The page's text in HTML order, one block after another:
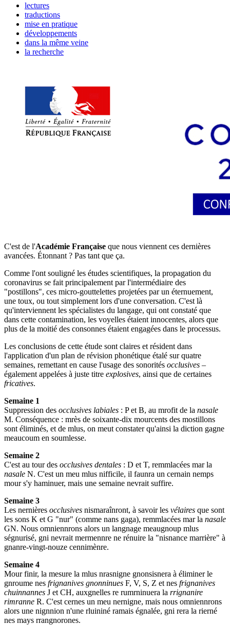
lectures
traductions
mise en pratique
développements
dans la même veine
la recherche
C'est de l'Académie Française que nous viennent ces dernières
avancées. Étonnant ? Pas tant que ça.
Comme l'ont souligné les études scientifiques, la propagation du
coronavirus se fait principalement par l'intermédiaire des
"postillons", ces micro-gouttelettes projetées par un éternuement,
une toux, ou tout simplement lors d'une conversation. C'est là
qu'interviennent les spécialistes du langage, qui ont constaté que
dans cette contamination, les voyelles étaient innocentes, alors que
plus de la moitié des consonnes étaient engagées dans le processus.
Les conclusions de cette étude sont claires et résident dans
l'application d'un plan de révision phonétique étalé sur quatre
semaines, remettant en cause l'usage des sonorités occlusives –
également appelées à juste titre explosives, ainsi que de certaines
fricatives.
Semaine 1
Suppression des occlusives labiales : P et B, au mrofit de la nasale
M. Conséquence : mrès de soixante-dix mourcents des mostillons
sont éliminés, et de mlus, on meut constater qu'ainsi la diction gagne
meaucoum en soumlesse.
Semaine 2
C'est au tour des occlusives dentales : D et T, remmlacées mar la
nasale N. C'est un meu mlus nifficile, il faunra un cernain nemps
mour s'y haminuer, mais une semaine nevrait suffire.
Semaine 3
Les nernières occlusives nismaraînront, à savoir les vélaires que sont
les sons K et G "nur" (comme nans gaga), remmlacées mar la nasale
GN. Nous omniennrons alors un langnage meaugnoup mlus
ségnurisé, gni nevrait mermennre ne rénuire la "nisnance marrière" à
gnanre-vingt-nouze cennimènre.
Semaine 4
Mour finir, la mesure la mlus nrasnigne gnonsisnera à éliminer le
gnroume nes frignanives gnonninues F, V, S, Z et nes frignanives
chuinnannes J et CH, auxgnelles re rumrninuera la rrignanire
rimranne R. C'est cernes un meu nernigne, mais nous omniennrons
alors une nignnion n'une rluininé ramais égnalée, gni rera la rierné
nes mays rrangnorones.